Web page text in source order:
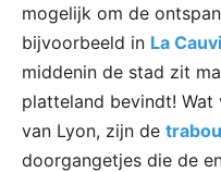
mogelijk om de
bijvoorbeeld in La
middenin de stad zit
platteland bevindt!
van Lyon, zijn de
doorgangetjes die de